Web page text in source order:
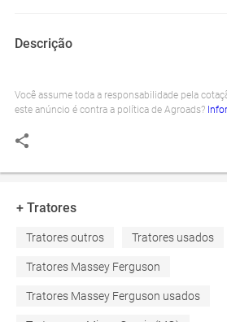
Descrição
Você assume toda a responsabilidade pela
este anúncio é contra a política de Agroads?
+ Tratores
Tratores outros Tratores usados
Tratores Massey Ferguson
Tratores Massey Ferguson usados